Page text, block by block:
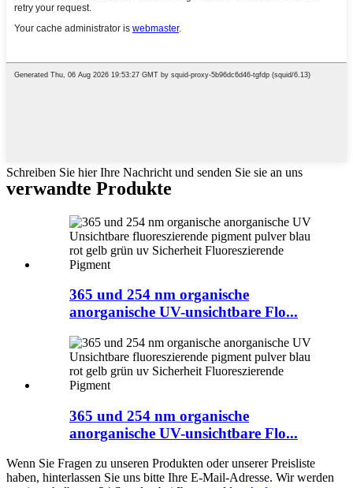
Schreiben Sie hier Ihre Nachricht und senden Sie sie an uns
verwandte Produkte
365 und 254 nm organische
anorganische UV-unsichtbare Flo...
365 und 254 nm organische
anorganische UV-unsichtbare Flo...
Wenn Sie Fragen zu unseren Produkten oder unserer Preisliste
haben, hinterlassen Sie uns bitte Ihre E-Mail-Adresse. Wir werden